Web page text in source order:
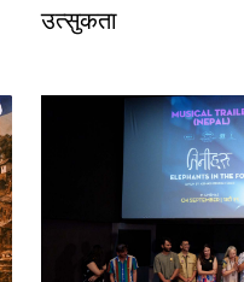
उत्सुकता